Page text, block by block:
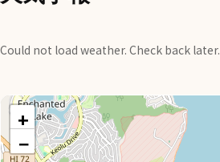
Could not load weather. Check back later.
+
−